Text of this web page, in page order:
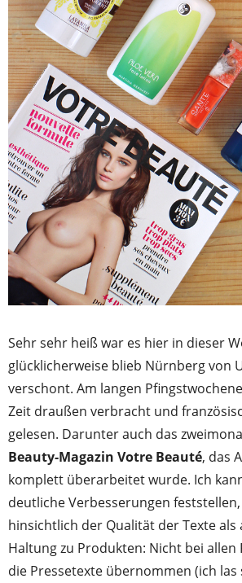
Sehr sehr heiß war es hier in dieser
glücklicherweise blieb Nürnberg von
verschont. Am langen
Zeit draußen verbracht und
gelesen. Darunter auch das
Beauty-Magazin Votre Beauté, das
komplett überarbeitet wurde. Ich
deutliche Verbesserungen
hinsichtlich der Qualität der Texte als
Haltung zu Produkten: Nicht bei
die Pressetexte übernommen (ich